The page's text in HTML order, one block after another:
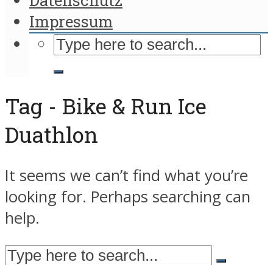
Impressum
Tag - Bike & Run Ice
Duathlon
It seems we can’t find what you’re
looking for. Perhaps searching can
help.